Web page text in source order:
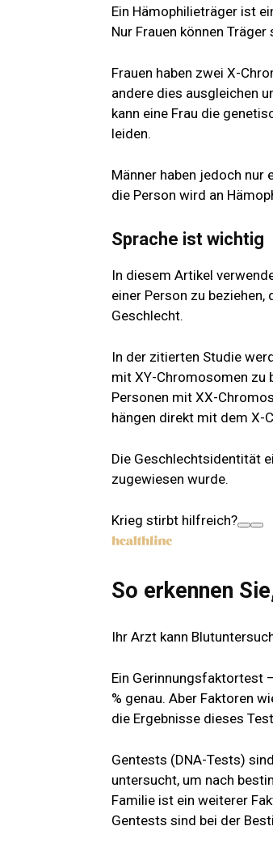
Ein Hämophilieträger ist
Nur Frauen können
Frauen haben zwei X-
andere dies ausgleichen
kann eine Frau die
leiden.
Männer haben jedoch
die Person wird an
Sprache ist wichtig
In diesem Artikel
einer Person zu
Geschlecht.
In der zitierten Studie
mit XY-Chromosomen zu
Personen mit XX-
hängen direkt mit dem X-
Die Geschlechtsidentität
zugewiesen wurde.
Krieg stirbt hilfreich?
So erkennen
Ihr Arzt kann
Ein Gerinnungsfaktortest
% genau. Aber Faktoren
die Ergebnisse dieses
Gentests (DNA-Tests)
untersucht, um nach
Familie ist ein weiterer
Gentests sind bei der